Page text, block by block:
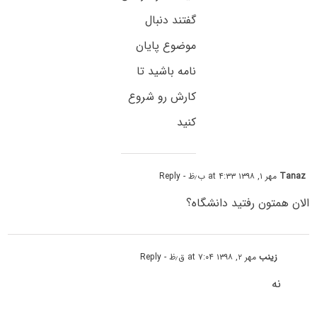
گفتند دنبال
موضوع پایان
نامه باشید تا
کارش رو شروع
کنید
Tanaz مهر ۱, ۱۳۹۸ at ۴:۳۳ ب٫ظ - Reply
الان همتون رفتید دانشگاه؟
زینبمهر ۲, ۱۳۹۸ at ۷:۰۴ ق٫ظ - Reply
نه